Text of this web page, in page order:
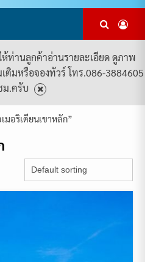
ท่านลูกค้าอ่านรายละเอียด ดูภาพ
มหรือจองทัวร์ โทร.086-3884605
ม.ครับ
มอริเดียนเขาหลัก”